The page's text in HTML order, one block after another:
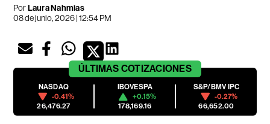
PorLaura Nahmias
08 de junio, 2026 | 12:54 PM
ÚLTIMAS COTIZACIONES
NASDAQ
-0.41%
26,476.27
IBOVESPA
+0.15%
178,169.16
S&P/BMV IPC
-0.27%
66,652.00